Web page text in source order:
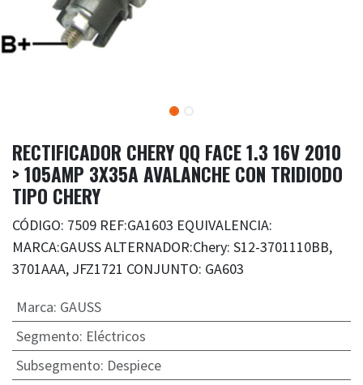
RECTIFICADOR CHERY QQ FACE 1.3 16V 2010
> 105AMP 3X35A AVALANCHE CON TRIDIODO
TIPO CHERY
CÓDIGO: 7509 REF:GA1603 EQUIVALENCIA:
MARCA:GAUSS ALTERNADOR:Chery: S12-3701110BB,
3701AAA, JFZ1721 CONJUNTO: GA603
Marca: GAUSS
Segmento: Eléctricos
Subsegmento: Despiece